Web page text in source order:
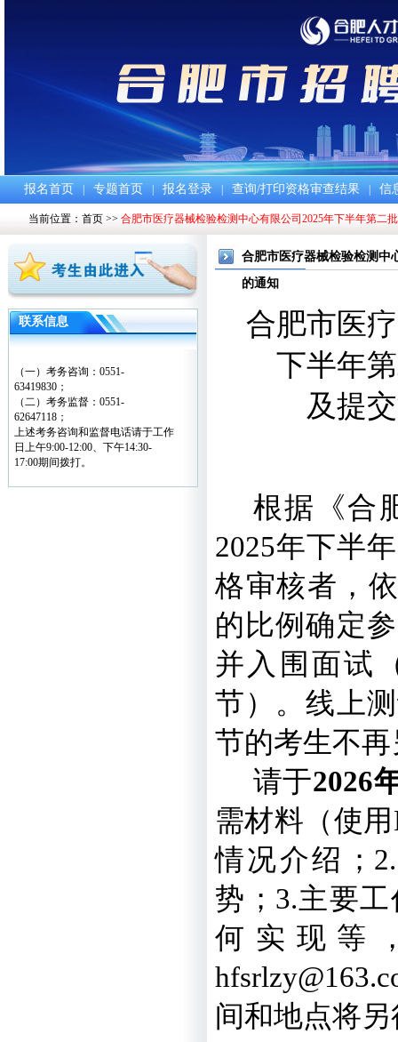
报名首页 专题首页 报名登录 查询/打印资格审查结果 信
当前位置： 首页 >> 合肥市医疗器械检验检测中心有限公司2025年下半年第二
联系信息
（一）考务咨询：0551-
63419830；
（二）考务监督：0551-
62647118；
上述考务咨询和监督电话请于工作
日上午9:00-12:00、下午14:30-
17:00期间拨打。
合肥市医疗器械检验检测中
的通知
合肥市医
下半年
及提
根据《合
2025年下半
格审核者，
的比例确定
并入围面试
节）。线上
节的考生不
请于2026
需材料（使用
情况介绍；2.
势；3.主要
何实现等
间和地点将